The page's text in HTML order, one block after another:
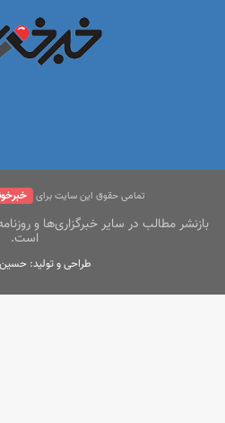
تمامی حقوق این سایت برای
بازنشر مطالب در سایر خبرگزاری‌ها و
است.
طراحی و تولید: